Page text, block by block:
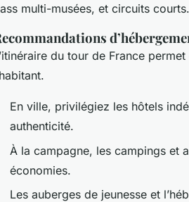
multi-musées, et circuits courts.
du tour de France
En ville, privilégiez les hôtels
authenticité.
À la campagne, les campings et
économies.
Les auberges de jeunesse et